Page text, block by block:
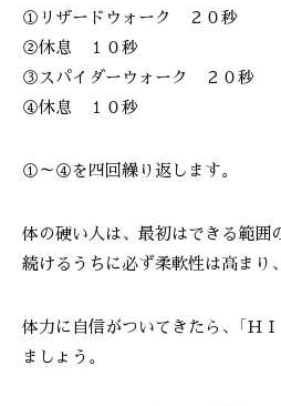
①リザードウォーク ２０秒
②休息 １０秒
③スパイダーウォーク ２０秒
④休息 １０秒
①～④を四回繰り返します。
体の硬い人は、最初はできる範囲
続けるうちに必ず柔軟性は高まり
体力に自信がついてきたら、「Ｈ
ましょう。